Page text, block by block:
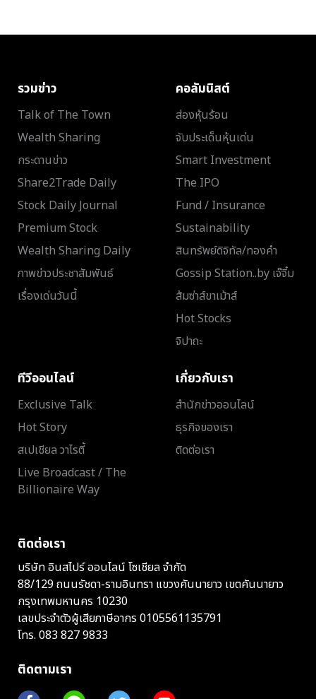
รวมข่าว
Talk of The Town
Wealth Sharing
กระดานข่าว
Share2Trade Daily
Stock Daily Journal
Premium Stock
Wealth Sharing Daily
ภาพข่าวประชาสัมพันธ์
เรื่องเด่นวันนี้
คอลัมนิสต์
ส่องหุ้นร้อน
จับประเด็นหุ้นเด่น
Smart Investment
The IPO
Fund / Insurance
Sustainability
สินทรัพย์ดิจิทัล/ทองคำ
Gossip Station..by เจ๊จิ๋ม
ส้มซ่าส์ขาเม้าส์
Hot Stocks
จิปาถะ
ทีวีออนไลน์
Exclusive Talk
Hot Story
สเปเชียล วาไรตี้
Live Broadcast / The
Billionaire Way
เกี่ยวกับเรา
สำนักข่าวออนไลน์
ธุรกิจของเรา
ติดต่อเรา
ติดต่อเรา
บริษัท อินสไปร์ ออนไลน์ โซเชียล จำกัด
88/129 ถนนรัชดา-รามอินทรา แขวงคันนายาว เขตคันนายาว
กรุงเทพมหานคร 10230
เลขประจำตัวผู้เสียภาษีอากร 0105561135791
โทร. 083 827 9833
ติดตามเรา